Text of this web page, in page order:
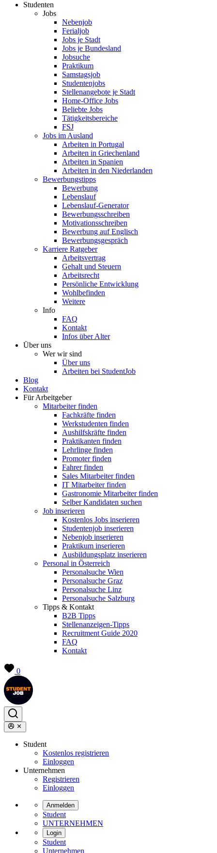
Studenten
Jobs
Nebenjob
Ferialjob
Jobs je Stadt
Jobs je Bundesland
Jobsuche
Praktikum
Samstagsjob
Studentenjobs
Stellenangebote je Stadt
Home-Office Jobs
Beliebte Jobs
Tätigkeitsbereiche
FSJ
Jobs im Ausland
Arbeiten in Portugal
Arbeiten in Griechenland
Arbeiten in Spanien
Arbeiten in den Niederlanden
Bewerbungstipps
Bewerbung
Lebenslauf
Lebenslauf-Generator
Bewerbungsschreiben
Motivationsschreiben
Bewerbung auf Englisch
Bewerbungsgespräch
Karriere Ratgeber
Arbeitsvertrag
Gehalt und Steuern
Arbeitsrecht
Persönliche Entwicklung
Wohlbefinden
Weitere
Info
FAQ
Kontakt
Infos über Alter
Über uns
Wer wir sind
Über uns
Arbeiten bei StudentJob
Blog
Kontakt
Für Arbeitgeber
Mitarbeiter finden
Fachkräfte finden
Werkstudenten finden
Aushilfskräfte finden
Praktikanten finden
Lehrlinge finden
Promoter finden
Fahrer finden
Sales Mitarbeiter finden
IT Mitarbeiter finden
Gastronomie Mitarbeiter finden
Selber Kandidaten suchen
Job inserieren
Kostenlos Jobs inserieren
Studentenjob inserieren
Nebenjob inserieren
Praktikum inserieren
Ausbildungsplatz inserieren
Personal in Österreich
Personalsuche Wien
Personalsuche Graz
Personalsuche Linz
Personalsuche Salzburg
Tipps & Kontakt
B2B Tipps
Stellenanzeigen-Tipps
Recruitment Guide 2020
FAQ
Kontakt
0
Student
Kostenlos registrieren
Einloggen
Unternehmen
Registrieren
Einloggen
Anmelden
Student
UNTERNEHMEN
Login
Student
Unternehmen